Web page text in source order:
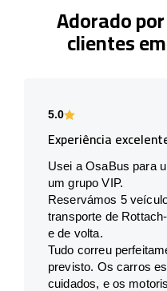
Adorado
clientes
5.0
Experiência
Usei a OsaBus para
um grupo VIP.
Reservámos 5
transporte de
e de volta.
Tudo correu
previsto. Os carros
cuidados, e os